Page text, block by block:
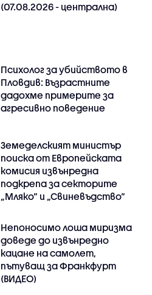
(07.08.2026 - централна)
Психолог за убийството в
Пловдив: Възрастните
дадохме примерите за
агресивно поведение
Земеделският министър
поиска от Европейската
комисия извънредна
подкрепа за секторите
„Мляко“ и „Свиневъдство“
Непоносимо лоша миризма
доведе до извънредно
кацане на самолет,
пътуващ за Франкфурт
(ВИДЕО)